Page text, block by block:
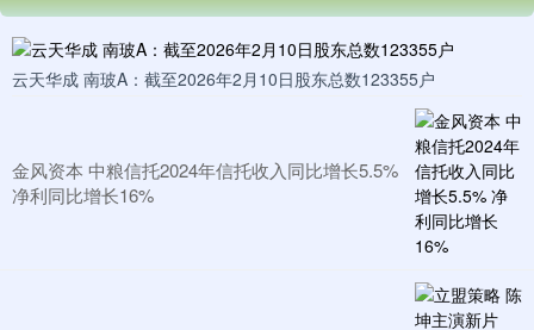
云天华成 南玻A：截至2026年2月10日股东总数123355户
金风资本 中粮信托2024年信托收入同比增长5.5%
净利同比增长16%